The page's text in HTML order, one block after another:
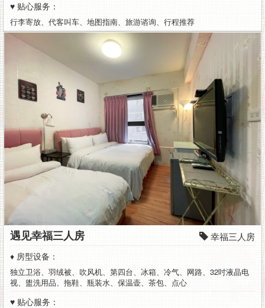
适
合
的
租
屋
处
所。
♥ 贴心服务：
行李寄放、代客叫车、地图指南、旅游谘询、行程推荐
遇见幸福三人房 幸福三人房
♦ 房型设备：
独立卫浴、羽绒被、吹风机、第四台、冰箱、冷气、网路、32吋液晶电
视、盥洗用品、拖鞋、瓶装水、保温壶、茶包、点心
♥ 贴心服务：